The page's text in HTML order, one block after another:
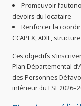
Promouvoir
devoirs du locataire
Renforcer la
CCAPEX, ADIL,
Ces objectifs
Plan Départemental
des Personnes
intérieur du FSL